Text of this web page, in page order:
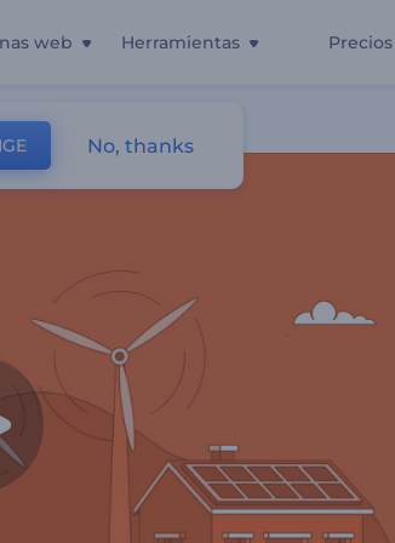
web Herramientas Precios
No, thanks